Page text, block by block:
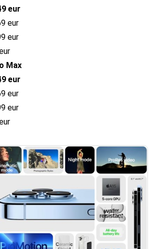
eur
eur
eur
Max
eur
eur
eur